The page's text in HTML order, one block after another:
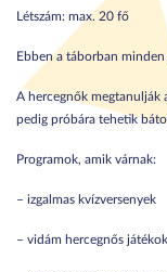
Létszám: max. 20 fő
Ebben a táborban
A hercegnők megtanulják
pedig próbára tehetik
Programok, amik várnak:
– izgalmas kvízversenyek
– vidám hercegnős